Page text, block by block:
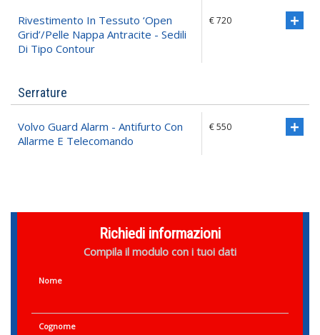
Rivestimento In Tessuto ‘open
Grid’/pelle Nappa Antracite - Sedili
Di Tipo Contour
€ 720
Serrature
Volvo Guard Alarm - Antifurto Con
Allarme E Telecomando
€ 550
Richiedi informazioni
Compila il modulo con i tuoi dati
Nome
Cognome